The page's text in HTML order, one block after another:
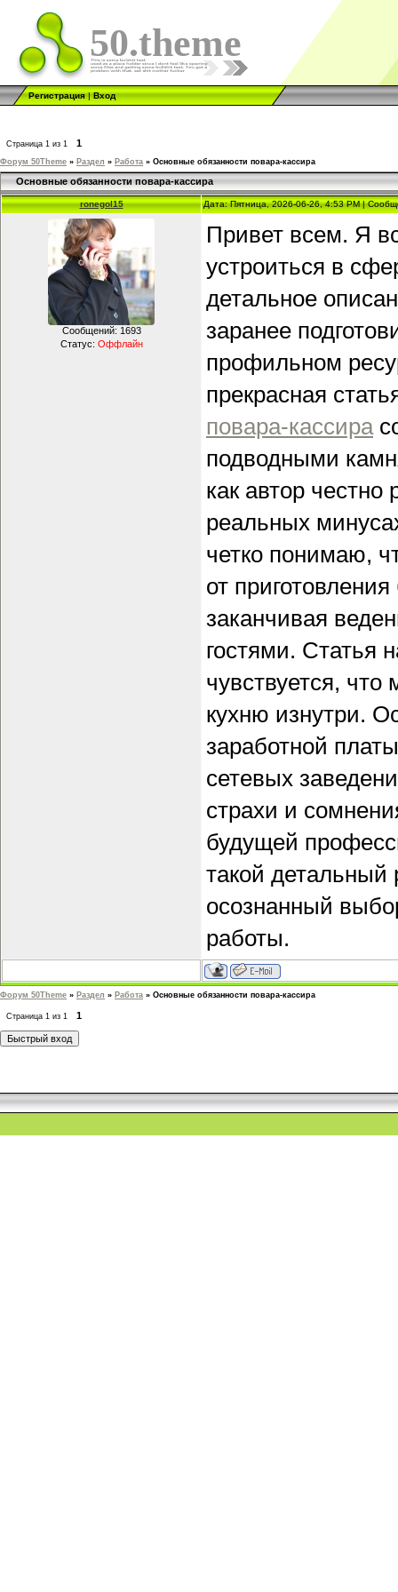
50.theme
Регистрация|Вход
Страница 1 из 1 1
Форум 50Theme » Раздел » Работа » Основные обязанности повара-кассира
Основные обязанности повара-кассира
ronegol15 Дата: Пятница, 2026-06-26, 4:53 PM |
Сообщений: 1693
Статус: Оффлайн
Привет всем. Я
устроиться в
детальное
заранее
профильном
прекрасная
повара-кассира
подводными
как автор
реальных
четко понимаю,
от
заканчивая
гостями. Статья
чувствуется,
кухню изнутри.
заработной
сетевых
страхи и
будущей
такой детальный
осознанный
работы.
Форум 50Theme » Раздел » Работа » Основные обязанности повара-кассира
Страница 1 из 1 1